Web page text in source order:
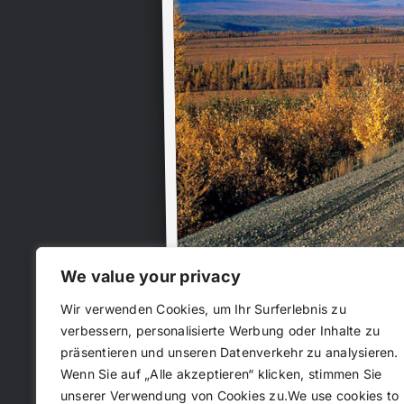
We value your privacy
Wir verwenden Cookies, um Ihr Surferlebnis zu
verbessern, personalisierte Werbung oder Inhalte zu
präsentieren und unseren Datenverkehr zu analysieren.
Wenn Sie auf „Alle akzeptieren“ klicken, stimmen Sie
unserer Verwendung von Cookies zu.We use cookies to
DEMPSTER HIGHWAY